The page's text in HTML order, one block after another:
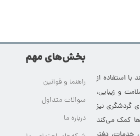
با استفاده از
و زیبایی،
گردشگری نیز
کمک می‌کند
بخش‌های مهم
راهنما و قوانین
سوالات متداول
درباره ما